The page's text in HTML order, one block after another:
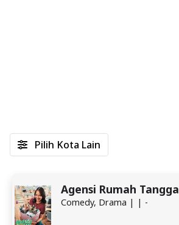
Agensi Rumah Tangga
Comedy, Drama | | -
Pilih Kota Lain